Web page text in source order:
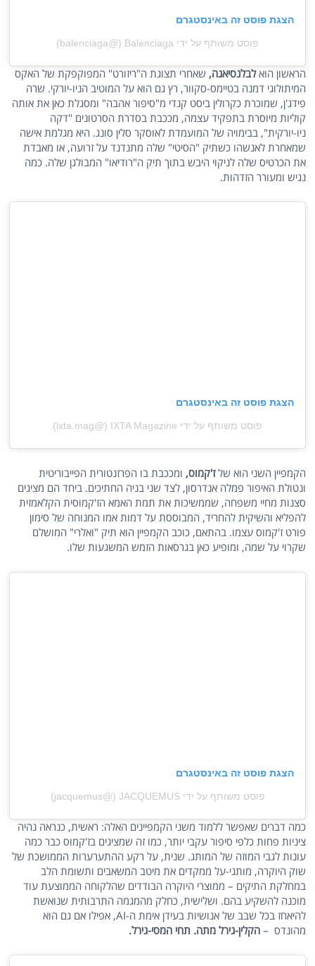
הצגת פוסט זה באינסטגרם
פוסט משותף על ידי ‏‎Balenciaga‎‏ (@‏‎balenciaga‎‏)
הראשון הואלבלנסיאגה, שאחרי תצוגת ה"ריזורט" המפוקפקת של האקס
המיתולוגי דמנה בטיימס-סקוור, רץ גם הוא על המוטיב הניו-יורקי. שרה
פידג'ן, שמוכרת כקרולין ביסט קנדי מ"סיפור אהבה" ומסגלת כאן את אותה
קוליות מיוסרת בתפקיד עצמה, מככבת בסדרת הסרטונים "דקה
ניו-יורקית", בבימויה של המועמדת לאוסקר סלין סונג. היא מגלמת אישה
שמאחרת לאנשהו כשתיק "הסיטי" שלה מתנדנד על זרועה, או מאבדת
את הכרטיס שלה לניקוי היבש בתוך תיק ה"רודיאו" המבולגן שלה. כמה
נגיש ומעורר הזדהות.
הצגת פוסט זה באינסטגרם
פוסט משותף על ידי ‏‎IXTA Magazine‎‏ (@‏‎ixta.mag‎‏)
הקמפיין השני הוא שלז'קמוס, ומככבת בו הפרזנטורית הפייבוריטית
ונטולת האיפור פמלה אנדרסון, לצד שני בניה החתיכים. ביחד הם מציגים
סצנות מחיי משפחה, שממשיכות את תמת האמא הז'קמוסית הקלאמזית
להפליא והשיקית להחריד, המבוססת על דמות אמו המנוחה של סימון
פורט ז'קמוס עצמו. בהתאם, כוכב הקמפיין הוא תיק "ואלרי" המושלם
שקרוי על שמה, ומופיע כאן בגרסאות הזמש המשגעות שלו.
הצגת פוסט זה באינסטגרם
פוסט משותף על ידי ‏‎JACQUEMUS‎‏ (@‏‎jacquemus‎‏)
כמה דברים שאפשר ללמוד משני הקמפיינים האלה: ראשית, כנראה נהיה
ציניות פחות כלפי סיפור עקבי יותר, כמו זה שמציגים בז'קמוס כבר כמה
עונות לגבי המוזה של המותג. שנית, על רקע ההתערערות הממושכת של
שוק היוקרה, מותגי-על ממקדים את מיטב המשאבים ותשומת הלב
במחלקת התיקים – ממוצרי היוקרה הבודדים שהלקוחה הממוצעת עוד
מוכנה להשקיע בהם. ושלישית, כחלק מהמגמה התרבותית שנואשת
להיאחז בכל שבב של אנושיות בעידן אימת ה-AI, אפילו אם גם הוא
מהונדס –הקלין-גירל מתה. תחי המסי-גירל.